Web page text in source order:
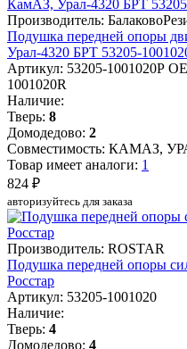
Производитель:
Подушка передней опоры
Урал-4320 БРТ 53205-
Артикул: 53205-1001020Р
1001020R
Наличие:
Тверь: 8
Домодедово: 2
Совместимость: КАМАЗ,
Товар имеет аналоги: 1
824 ₽
авторизуйтесь для заказа
Производитель: ROSTAR
Подушка передней опоры
Росстар
Артикул: 53205-1001020
Наличие:
Тверь: 4
Домодедово: 4